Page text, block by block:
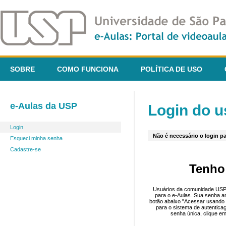
SOBRE COMO FUNCIONA POLÍTICA DE USO
e-Aulas da USP
Login
Esqueci minha senha
Cadastre-se
Login do
Não é necessário o login
Usuários da comunidade
para o e-Aulas. Sua senha
botão abaixo "Acessar
para o sistema de
senha única, clique